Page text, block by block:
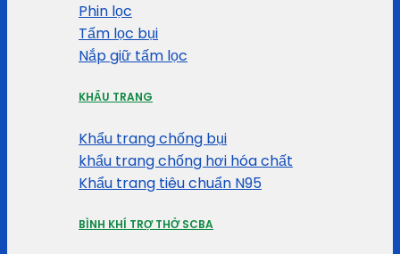
Phin lọc
Tấm lọc bụi
Nắp giữ tấm lọc
KHẨU TRANG
Khẩu trang chống bụi
khẩu trang chống hơi hóa chất
Khẩu trang tiêu chuẩn N95
BÌNH KHÍ TRỢ THỞ SCBA